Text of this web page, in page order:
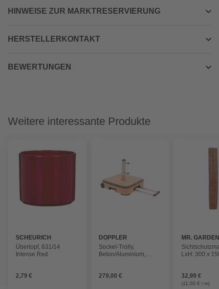
HINWEISE ZUR MARKTRESERVIERUNG
HERSTELLERKONTAKT
BEWERTUNGEN
Weitere interessante Produkte
SCHEURICH
Übertopf, 631/14
Intense Red
2,79 €
DOPPLER
Sockel-Trolly,
Beton/Aluminium,
279,00 €
MR.
LxH: 300 x
32,99 €
(11,00 € / m)